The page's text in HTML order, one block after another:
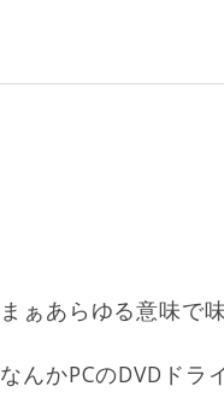
まぁあらゆる意味で
なんかPCのDVDドラ